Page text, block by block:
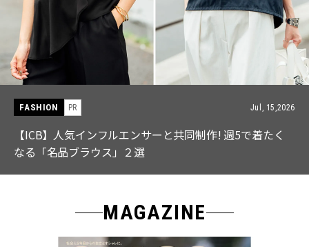
FASHION Jul, 28,2026
【中島健人さん登場】余裕のある先輩の「オシャレ」大
特集｜CLASSY.9月号発売
MAGAZINE